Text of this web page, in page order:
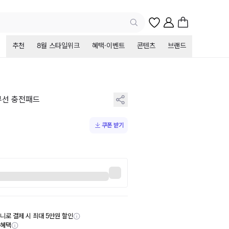
추천 8월 스타일위크 혜택·이벤트 콘텐츠 브랜드
충전패드
쿠폰 받기
로 결제 시 최대 5만원 할인
택